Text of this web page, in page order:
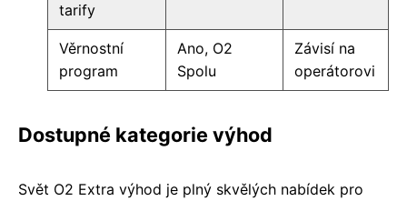
tarify
Věrnostní
program
Ano, O2
Spolu
Závisí na
operátorovi
Dostupné kategorie výhod
Svět O2 Extra výhod je plný skvělých nabídek pro